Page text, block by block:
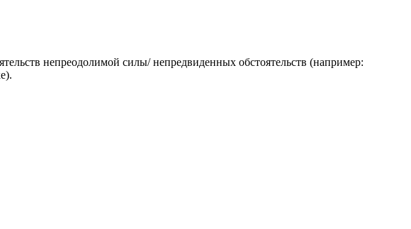
непреодолимой силы/ непредвиденных обстоятельств (например: